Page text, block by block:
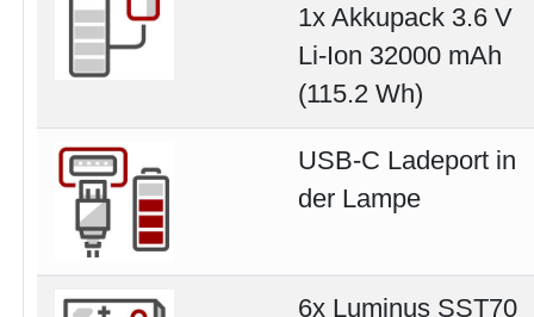
1x Akkupack 3.6 V
Li-Ion 32000 mAh
(115.2 Wh)
USB-C Ladeport in
der Lampe
6x Luminus SST70